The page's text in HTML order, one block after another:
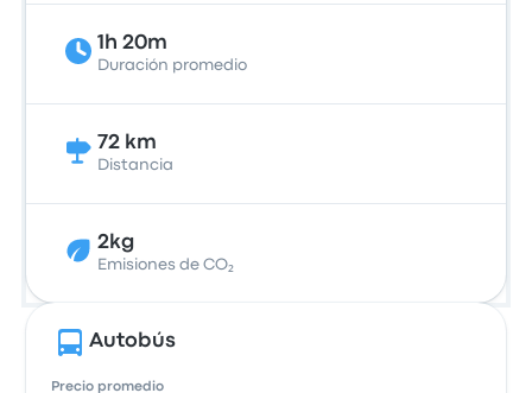
1h 20m
Duración promedio
72 km
Distancia
2kg
Emisiones de CO₂
Autobús
Precio promedio